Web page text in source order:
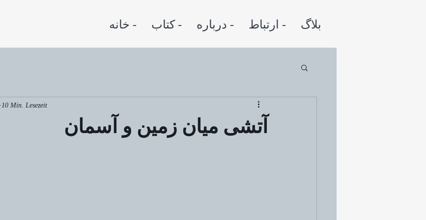
خانه - کتاب - درباره - ارتباط - بلاگ
آتشی میان زمین و آسمان
10 Min. Lesezeit